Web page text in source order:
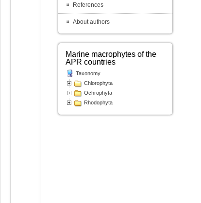
References
About authors
Marine macrophytes of the
APR countries
Taxonomy
Chlorophyta
Ochrophyta
Rhodophyta